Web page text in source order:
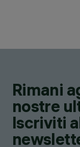
Rimani
nostre
Iscriviti